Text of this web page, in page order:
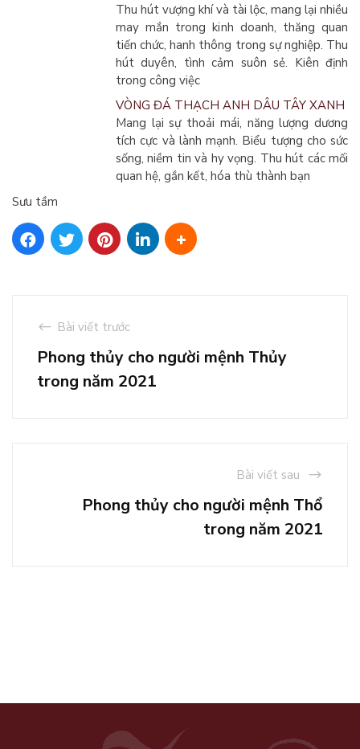
Thu hút vượng khí và tài lộc, mang lại nhiều
may mắn trong kinh doanh, thăng quan
tiến chức, hanh thông trong sự nghiệp. Thu
hút duyên, tình cảm suôn sẻ. Kiên định
trong công việc
VÒNG ĐÁ THẠCH ANH DÂU TÂY XANH
Mang lại sự thoải mái, năng lượng dương
tích cực và lành mạnh. Biểu tượng cho sức
sống, niềm tin và hy vọng. Thu hút các mối
quan hệ, gắn kết, hóa thù thành bạn
Sưu tầm
Bài viết trước
Phong thủy cho người mệnh Thủy
trong năm 2021
Bài viết sau
Phong thủy cho người mệnh Thổ
trong năm 2021